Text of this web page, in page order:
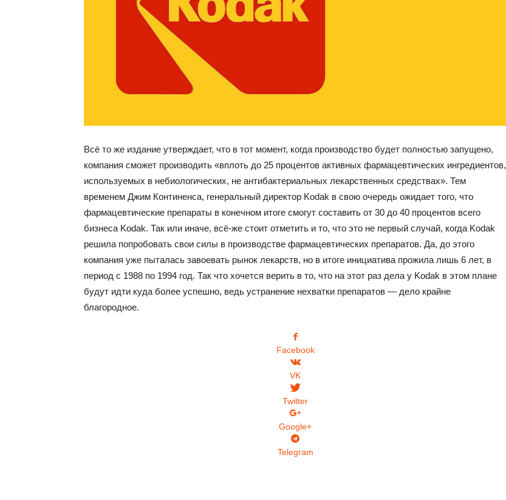
Всё то же издание утверждает, что в тот момент, когда производство будет полностью запущено,
компания сможет производить «вплоть до 25 процентов активных фармацевтических ингредиентов,
используемых в небиологических, не антибактериальных лекарственных средствах». Тем
временем Джим Континенса, генеральный директор Kodak в свою очередь ожидает того, что
фармацевтические препараты в конечном итоге смогут составить от 30 до 40 процентов всего
бизнеса Kodak. Так или иначе, всё-же стоит отметить и то, что это не первый случай, когда Kodak
решила попробовать свои силы в производстве фармацевтических препаратов. Да, до этого
компания уже пыталась завоевать рынок лекарств, но в итоге инициатива прожила лишь 6 лет, в
период с 1988 по 1994 год. Так что хочется верить в то, что на этот раз дела у Kodak в этом плане
будут идти куда более успешно, ведь устранение нехватки препаратов — дело крайне
благородное.
Facebook
VK
Twitter
Google+
Telegram